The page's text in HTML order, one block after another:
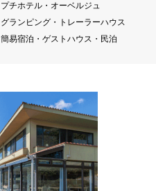
プチホテル・オーベルジュ
グランピング・トレーラーハウス
簡易宿泊・ゲストハウス・民泊